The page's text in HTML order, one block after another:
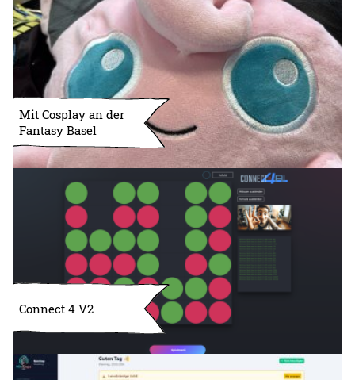
Mit Cosplay an der
Fantasy Basel
Connect 4 V2